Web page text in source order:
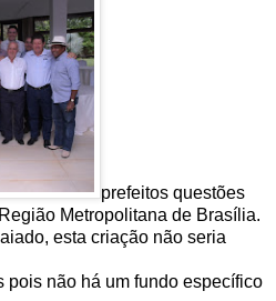
prefeitos questões
Metropolitana de Brasília.
esta criação não seria
pois não há um fundo específico